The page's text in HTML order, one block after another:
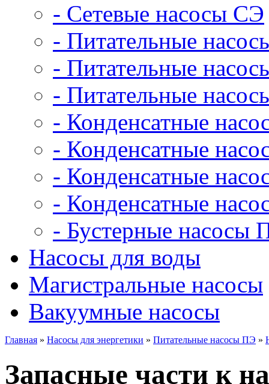
- Сетевые насосы СЭ
- Питательные
- Питательные
- Питательные
- Конденсатные
- Конденсатные
- Конденсатные
- Конденсатные
- Бустерные насосы
Насосы для воды
Магистральные насосы
Вакуумные насосы
Главная » Насосы для энергетики » Питательные насосы ПЭ »
Запасные части к